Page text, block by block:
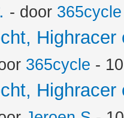
- door 365cycle
Highracer
365cycle -
Highracer